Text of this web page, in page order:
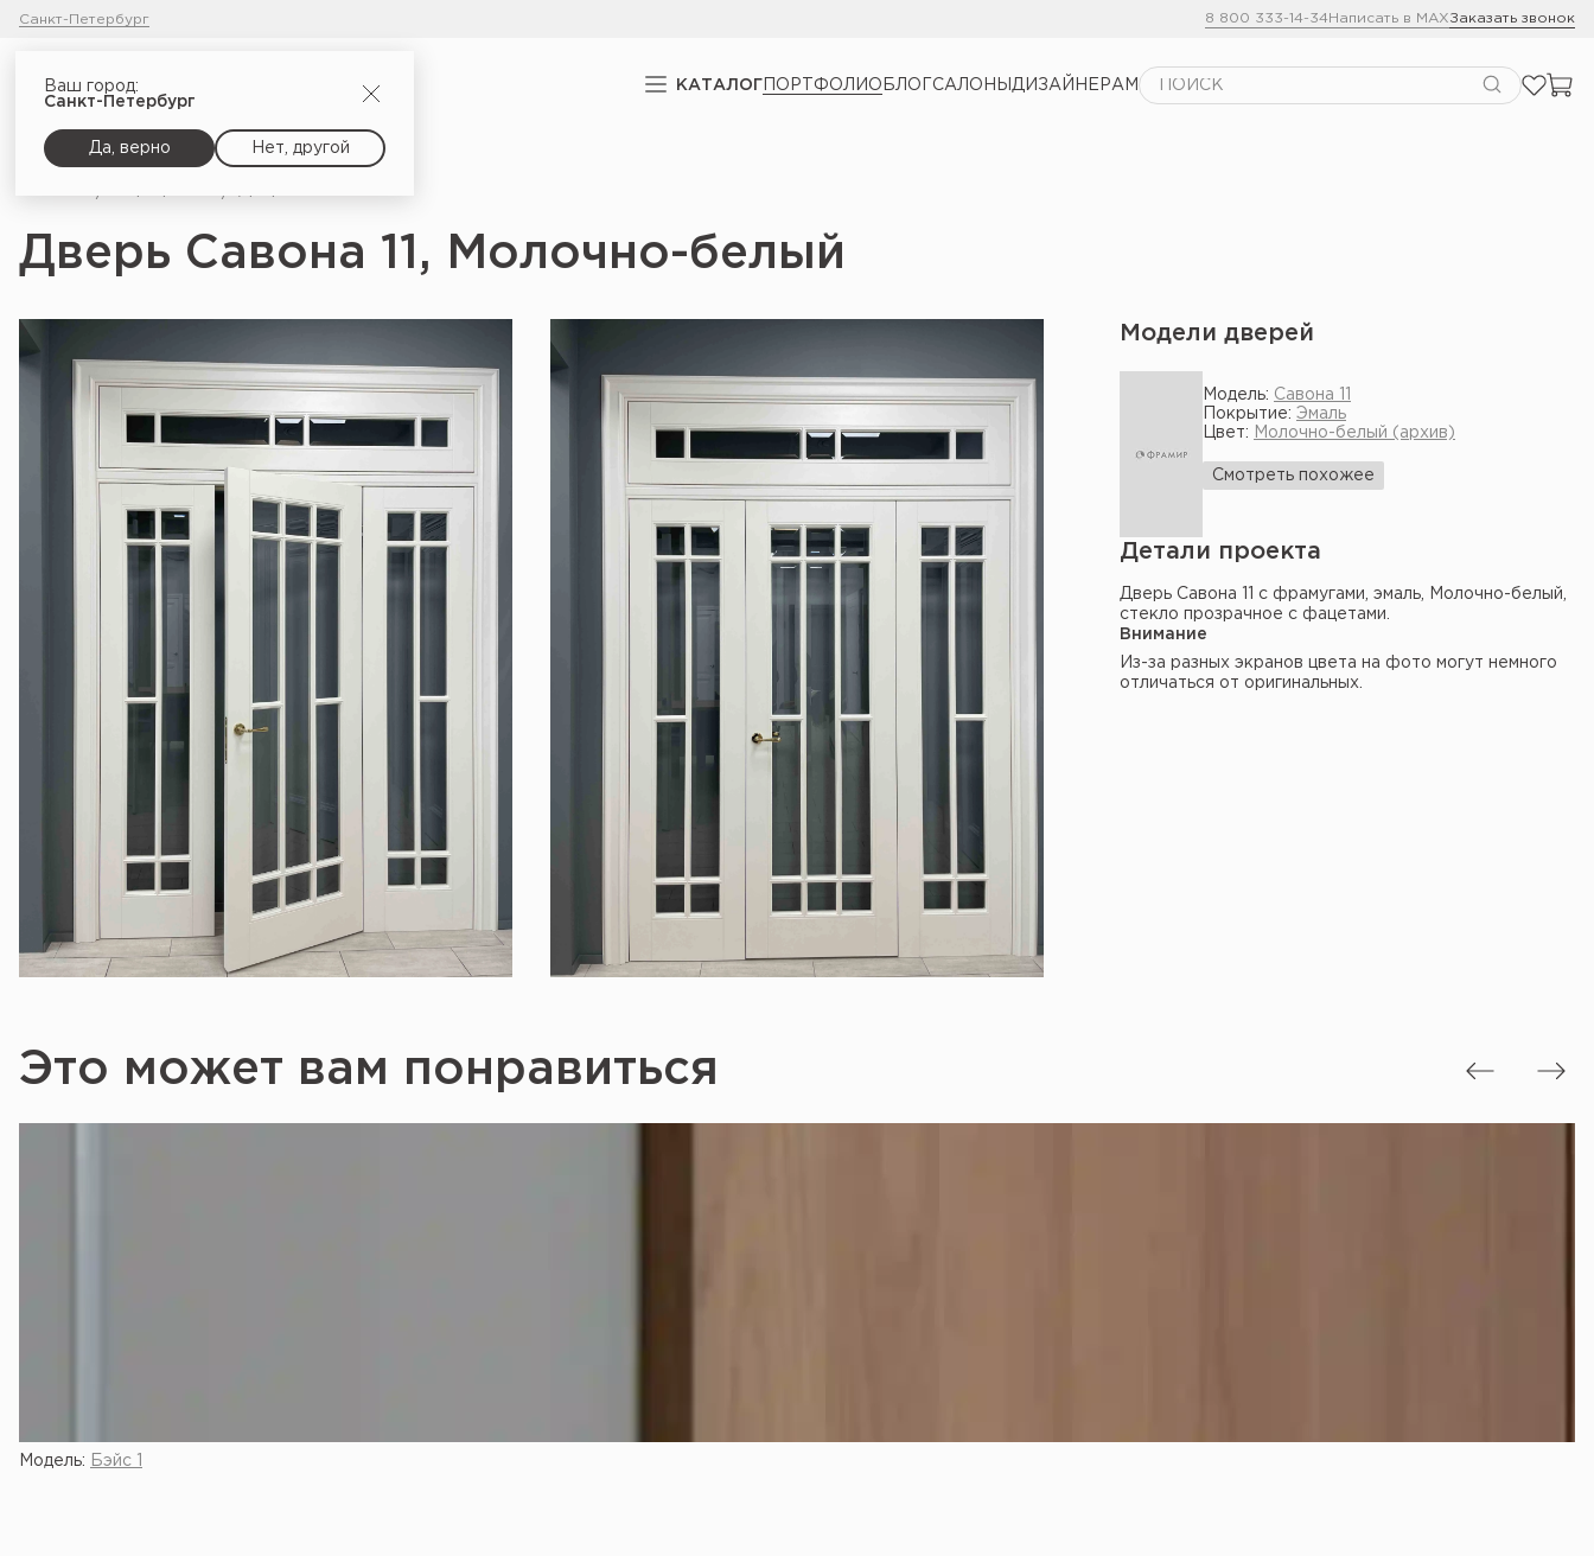
Санкт-Петербург 8 800 333-14-34Написать в MAXЗаказать звонок
КАТАЛОГ ПОРТФОЛИО БЛОГСАЛОНЫ ДИЗАЙНЕРАМ
Ваш город:
Санкт-Петербург
Да, верно Нет, другой
Дверь Савона 11, Молочно-белый
Модели дверей
Модель: Савона 11
Покрытие: Эмаль
Цвет:
Молочно-белый (архив)
Смотреть похожее
Детали проекта
Дверь Савона 11 с фрамугами, эмаль, Молочно-белый,
стекло прозрачное с фацетами.
Внимание
Из-за разных экранов цвета на фото могут немного
отличаться от оригинальных.
Это может вам понравиться
Модель: Бэйс 1